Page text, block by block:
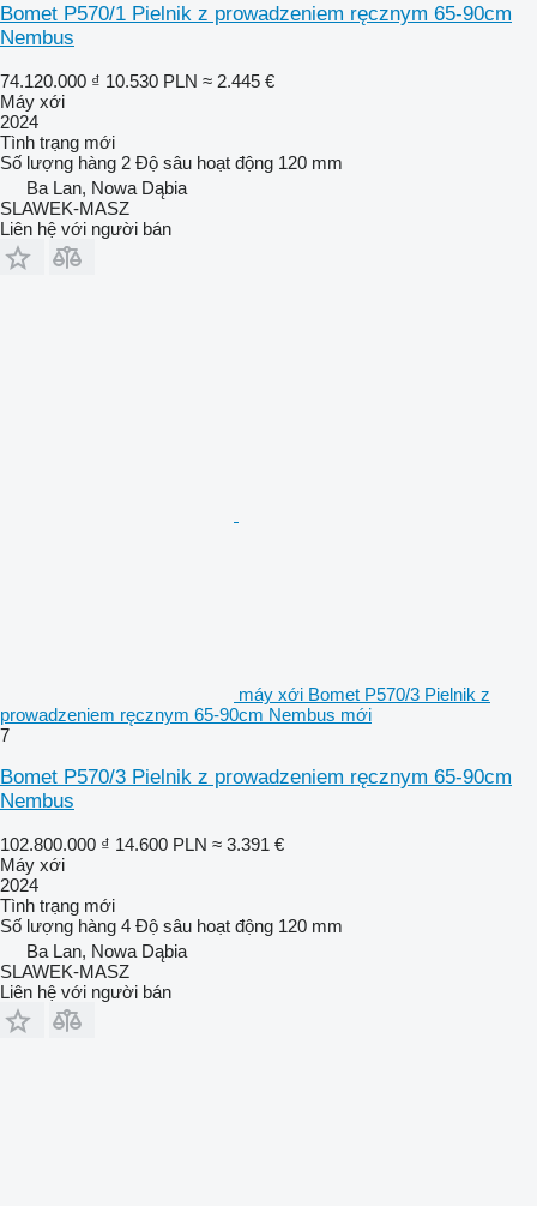
Bomet P570/1 Pielnik z prowadzeniem ręcznym 65-90cm
Nembus
74.120.000 ₫ 10.530 PLN ≈ 2.445 €
Máy xới
2024
Tình trạng mới
Số lượng hàng 2 Độ sâu hoạt động 120 mm
Ba Lan, Nowa Dąbia
SLAWEK-MASZ
Liên hệ với người bán
máy xới Bomet P570/3 Pielnik z
prowadzeniem ręcznym 65-90cm Nembus mới
7
Bomet P570/3 Pielnik z prowadzeniem ręcznym 65-90cm
Nembus
102.800.000 ₫ 14.600 PLN ≈ 3.391 €
Máy xới
2024
Tình trạng mới
Số lượng hàng 4 Độ sâu hoạt động 120 mm
Ba Lan, Nowa Dąbia
SLAWEK-MASZ
Liên hệ với người bán